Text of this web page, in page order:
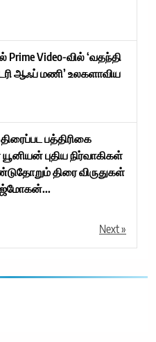
Video-வில் ‘வதந்தி
ஆஃப் மணி’ உலகளாவிய
பத்திரிகை
புதிய நிர்வாகிகள்
திரை விருதுகள்
Next »